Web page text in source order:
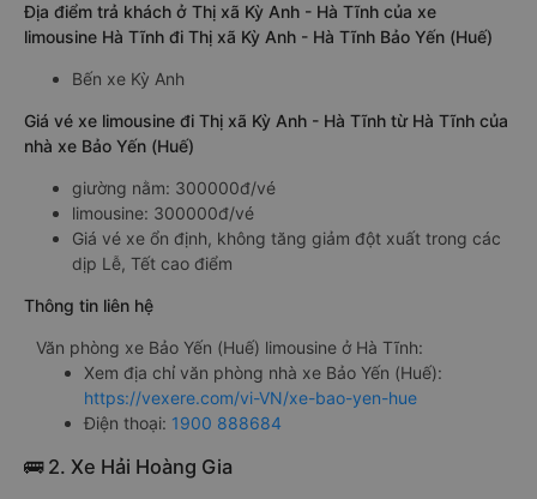
Địa điểm trả khách ở Thị xã Kỳ Anh - Hà Tĩnh của xe
limousine Hà Tĩnh đi Thị xã Kỳ Anh - Hà Tĩnh Bảo Yến (Huế)
Bến xe Kỳ Anh
Giá vé xe limousine đi Thị xã Kỳ Anh - Hà Tĩnh từ Hà Tĩnh của
nhà xe Bảo Yến (Huế)
giường nằm: 300000đ/vé
limousine: 300000đ/vé
Giá vé xe ổn định, không tăng giảm đột xuất trong các
dịp Lễ, Tết cao điểm
Thông tin liên hệ
Văn phòng xe Bảo Yến (Huế) limousine ở Hà Tĩnh:
Xem địa chỉ văn phòng nhà xe Bảo Yến (Huế):
https://vexere.com/vi-VN/xe-bao-yen-hue
Điện thoại: 1900 888684
🚌 2. Xe Hải Hoàng Gia